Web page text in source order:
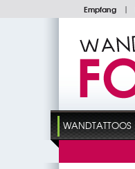
Empfang |
WANDTATTOOS